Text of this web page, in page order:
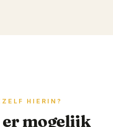
HIERIN?
mogelijk